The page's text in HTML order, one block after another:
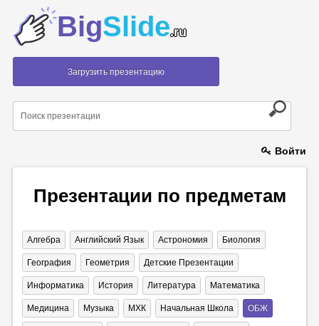
BigSlide.ru
Загрузить презентацию
Войти
Презентации по предметам
Алгебра Английский Язык Астрономия Биология
География Геометрия Детские Презентации
Информатика История Литература Математика
Медицина Музыка МХК Начальная Школа ОБЖ